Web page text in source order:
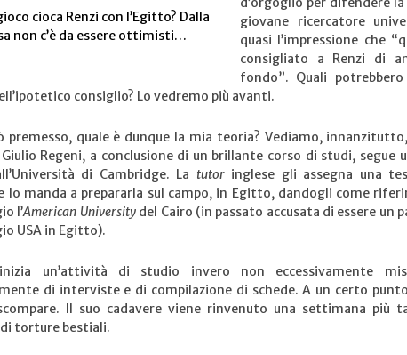
cioca Renzi con l’Egitto? Dalla
non c’è da essere ottimisti…
giovane ricercatore
quasi l’impressione che
consigliato a Renzi di
fondo”. Quali
consiglio? Lo vedremo più avanti.
premesso, quale è dunque la mia teoria? Vediamo,
Regeni, a conclusione di un brillante corso di studi,
di Cambridge. La tutoringlese gli assegna una
lo manda a prepararla sul campo, in Egitto, dandogli come
l’American Universitydel Cairo (in passato accusata di essere un
USA in Egitto).
un’attività di studio invero non eccessivamente
di interviste e di compilazione di schede. A un certo
Il suo cadavere viene rinvenuto una settimana più
torture bestiali.